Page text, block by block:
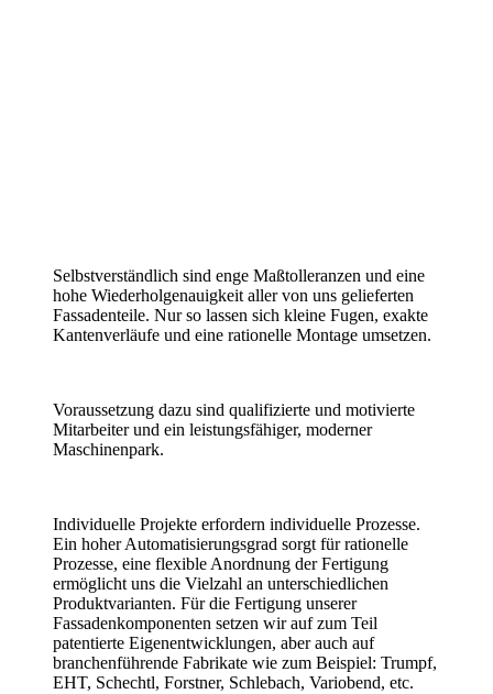
Selbstverständlich sind enge Maßtolleranzen und eine
hohe Wiederholgenauigkeit aller von uns gelieferten
Fassadenteile. Nur so lassen sich kleine Fugen, exakte
Kantenverläufe und eine rationelle Montage umsetzen.
Voraussetzung dazu sind qualifizierte und motivierte
Mitarbeiter und ein leistungsfähiger, moderner
Maschinenpark.
Individuelle Projekte erfordern individuelle Prozesse.
Ein hoher Automatisierungsgrad sorgt für rationelle
Prozesse, eine flexible Anordnung der Fertigung
ermöglicht uns die Vielzahl an unterschiedlichen
Produktvarianten. Für die Fertigung unserer
Fassadenkomponenten setzen wir auf zum Teil
patentierte Eigenentwicklungen, aber auch auf
branchenführende Fabrikate wie zum Beispiel: Trumpf,
EHT, Schechtl, Forstner, Schlebach, Variobend, etc.